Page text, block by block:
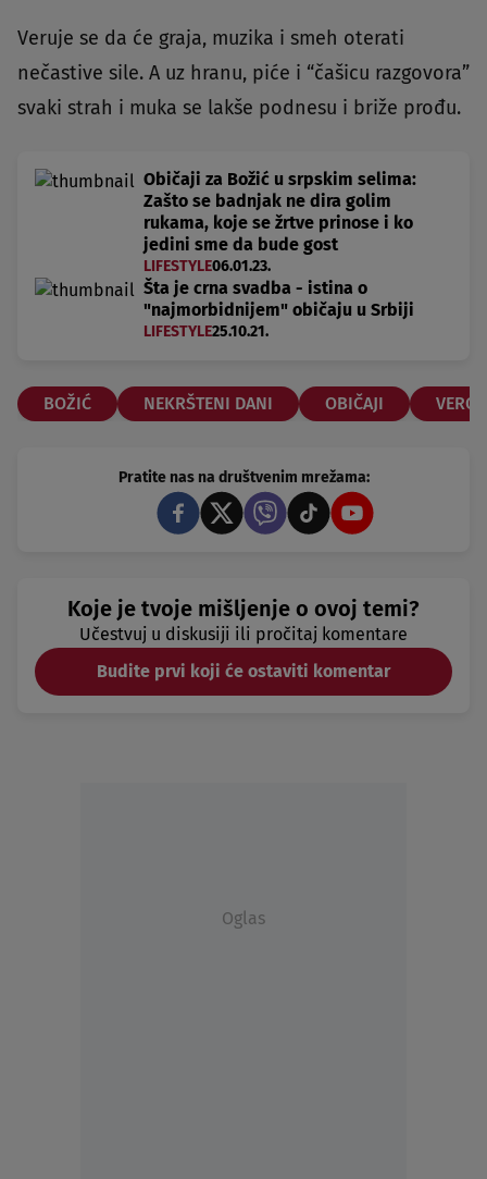
Veruje se da će graja, muzika i smeh oterati
nečastive sile. A uz hranu, piće i “čašicu razgovora”
svaki strah i muka se lakše podnesu i briže prođu.
Običaji za Božić u srpskim selima:
Zašto se badnjak ne dira golim
rukama, koje se žrtve prinose i ko
jedini sme da bude gost
LIFESTYLE06.01.23.
Šta je crna svadba - istina o
"najmorbidnijem" običaju u Srbiji
LIFESTYLE25.10.21.
BOŽIĆ NEKRŠTENI DANI OBIČAJI
Pratite nas na društvenim mrežama:
Koje je tvoje mišljenje o ovoj temi?
Učestvuj u diskusiji ili pročitaj komentare
Budite prvi koji će ostaviti komentar
Oglas